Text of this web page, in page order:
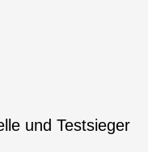
und Testsieger